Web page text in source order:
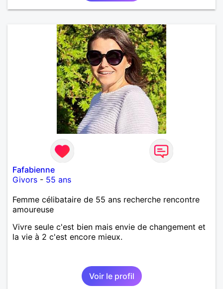
Fafabienne
Givors - 55 ans
Femme célibataire de 55 ans recherche rencontre
amoureuse
Vivre seule c'est bien mais envie de changement et
la vie à 2 c'est encore mieux.
Voir le profil